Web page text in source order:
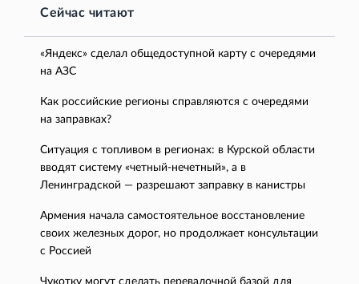
Сейчас читают
«Яндекс» сделал общедоступной карту с очередями
на АЗС
Как российские регионы справляются с очередями
на заправках?
Ситуация с топливом в регионах: в Курской области
вводят систему «четный-нечетный», а в
Ленинградской — разрешают заправку в канистры
Армения начала самостоятельное восстановление
своих железных дорог, но продолжает консультации
с Россией
Чукотку могут сделать перевалочной базой для